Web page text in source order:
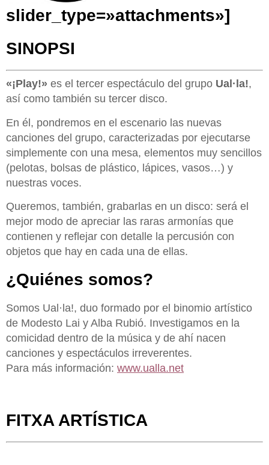
slider_type=»attachments»]
SINOPSI
«¡Play!» es el tercer espectáculo del grupo Ual·la!,
así como también su tercer disco.
En él, pondremos en el escenario las nuevas
canciones del grupo, caracterizadas por ejecutarse
simplemente con una mesa, elementos muy sencillos
(pelotas, bolsas de plástico, lápices, vasos…) y
nuestras voces.
Queremos, también, grabarlas en un disco: será el
mejor modo de apreciar las raras armonías que
contienen y reflejar con detalle la percusión con
objetos que hay en cada una de ellas.
¿Quiénes somos?
Somos Ual·la!, duo formado por el binomio artístico
de Modesto Lai y Alba Rubió. Investigamos en la
comicidad dentro de la música y de ahí nacen
canciones y espectáculos irreverentes.
Para más información: www.ualla.net
FITXA ARTÍSTICA